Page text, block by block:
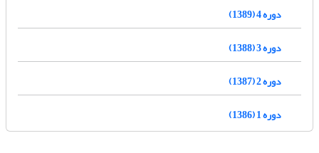
دوره 4 (1389)
دوره 3 (1388)
دوره 2 (1387)
دوره 1 (1386)